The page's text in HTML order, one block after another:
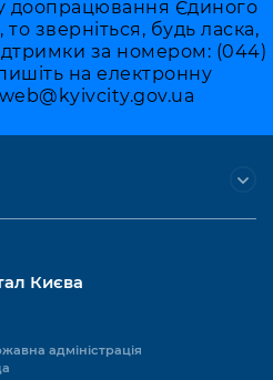
доопрацювання Єдиного
зверніться, будь ласка,
за номером: (044)
на електронну
Києва
адміністрація